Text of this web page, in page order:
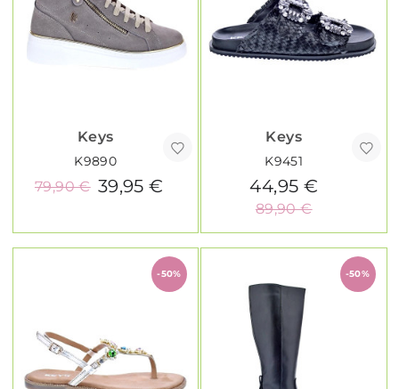
Keys
K9890
39,95 €
79,90 €
Keys
K9451
44,95 €
89,90 €
-50% -50%